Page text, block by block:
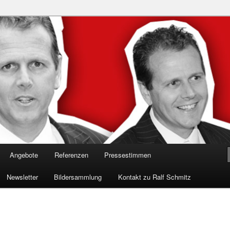
für Hackervorträge &
in die Welt der Cybersicherheit mit Ralf Schmitz. Erleben Sie Live-
& schützen Sie sich effektiv.
Angebote Referenzen Pressestimmen
Newsletter Bildersammlung Kontakt zu Ralf Schmitz